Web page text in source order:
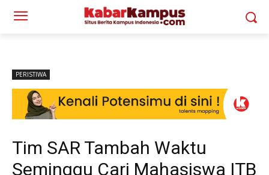
PERISTIWA
Tim SAR Tambah Waktu
Seminggu Cari Mahasiswa ITB